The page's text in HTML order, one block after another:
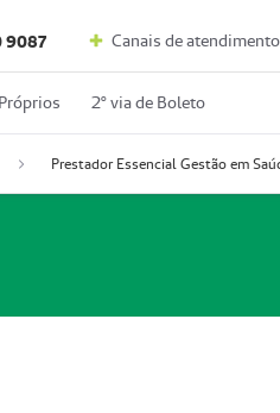
9087 Canais de atendimento
2º via de Boleto